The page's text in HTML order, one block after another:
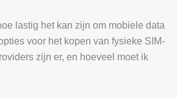
lastig het kan zijn om mobiele data
voor het kopen van fysieke SIM-
zijn er, en hoeveel moet ik